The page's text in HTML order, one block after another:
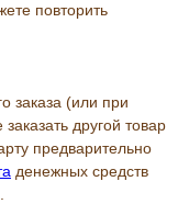
повторить
заказа (или при
другой товар
предварительно
денежных средств